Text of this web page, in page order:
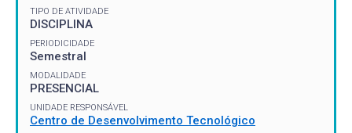
TIPO DE ATIVIDADE
DISCIPLINA
PERIODICIDADE
Semestral
MODALIDADE
PRESENCIAL
UNIDADE RESPONSÁVEL
Centro de Desenvolvimento Tecnológico